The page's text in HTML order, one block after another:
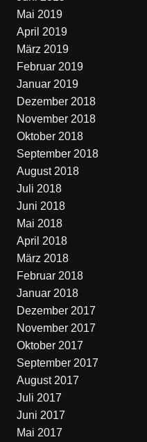
Mai 2019
April 2019
März 2019
Februar 2019
Januar 2019
Dezember 2018
November 2018
Oktober 2018
September 2018
August 2018
Juli 2018
Juni 2018
Mai 2018
April 2018
März 2018
Februar 2018
Januar 2018
Dezember 2017
November 2017
Oktober 2017
September 2017
August 2017
Juli 2017
Juni 2017
Mai 2017